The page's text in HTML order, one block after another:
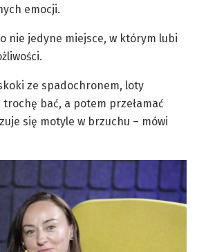
emocji.
nie jedyne miejsce, w którym lubi
ze spadochronem, loty
bać, a potem przełamać
się motyle w brzuchu – mówi